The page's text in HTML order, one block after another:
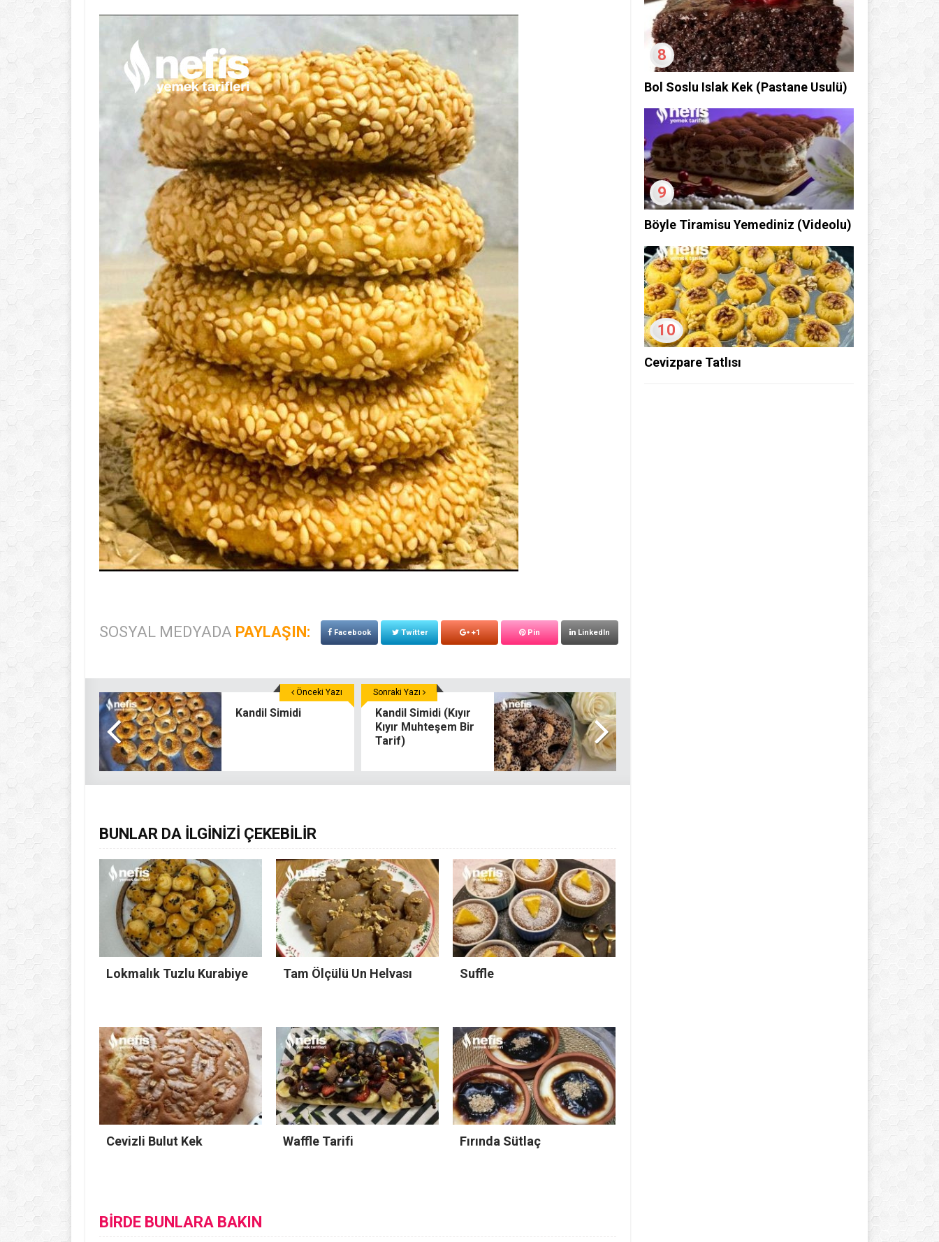
SOSYAL MEDYADA PAYLAŞIN: Facebook Twitter +1 Pin LinkedIn
Kandil Simidi
Önceki Yazı
Kandil Simidi (Kıyır
Kıyır Muhteşem Bir
Tarif)
Sonraki Yazı
BUNLAR DA İLGİNİZİ ÇEKEBİLİR
Lokmalık Tuzlu Kurabiye Tam Ölçülü Un Helvası Suffle
Cevizli Bulut Kek Waffle Tarifi Fırında Sütlaç
BİRDE BUNLARA BAKIN
8
Bol Soslu Islak Kek (Pastane Usulü)
9
Böyle Tiramisu Yemediniz (Videolu)
10
Cevizpare Tatlısı